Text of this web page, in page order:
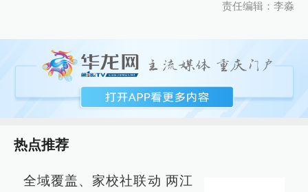
责任编辑：李淼
热点推荐
全域覆盖、家校社联动 两江